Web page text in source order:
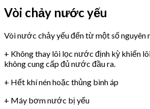
Vòi chảy nước yếu
Vòi nước chảy yếu đến từ một số nguyên
+ Không thay lõi lọc nước định kỳ khiến
không cung cấp đủ nước đầu ra.
+ Hết khí nén hoặc thủng bình áp
+ Máy bơm nước bị yếu